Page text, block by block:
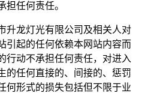
担任何责任。
升龙灯光有限公司及相关人对
引起的任何依赖本网站内容而
行动不承担任何责任，对进入
的任何直接的、间接的、惩罚
何形式的损失包括但不限于业